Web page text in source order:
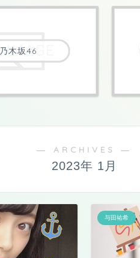
乃木坂46
― ARCHIVES ―
2023年 1月
与田祐希